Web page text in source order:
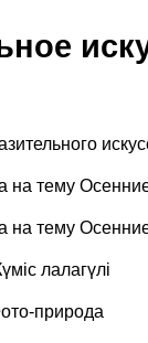
на тему
на тему
лалагүлі
природа